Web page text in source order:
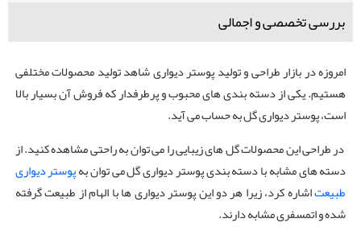
بررسی تخصصی و اجمالی
امروزه در بازار طراحی و تولید پوستر دیواری شاهد تولید محصولات مختلفی
هستیم. یکی از دسته ‌بندی های محبوب و پرطرفدار که فروش آن بسیار بالا
است، پوستر دیواری گل به حساب می آید.
در طراحی این محصولات گل های زیبایی را می توان به راحتی مشاهده کنید. از
دسته های مشابه با دسته بندی پوستر دیواری گل می توان بهپوستر دیواری
طبیعتاشاره کرد، زیرا هر دو این پوستر دیواری ها با الهام از طبیعت گرفته
شده و اتمسفری مشابه دارند.